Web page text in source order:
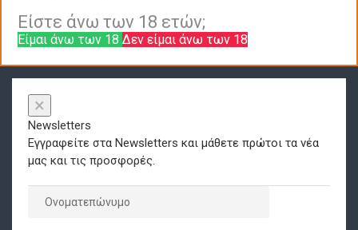
Είστε άνω των 18 ετών;
Είμαι άνω των 18 Δεν είμαι άνω των 18
×
Newsletters
Εγγραφείτε στα Newsletters και μάθετε πρώτοι τα νέα
μας και τις προσφορές.